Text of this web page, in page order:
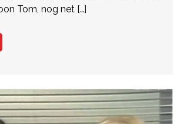
Tom, nog net […]